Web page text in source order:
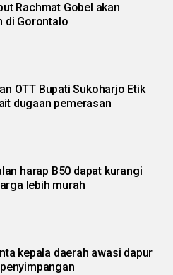
Rachmat Gobel akan
di Gorontalo
OTT Bupati Sukoharjo Etik
dugaan pemerasan
harap B50 dapat kurangi
lebih murah
kepala daerah awasi dapur